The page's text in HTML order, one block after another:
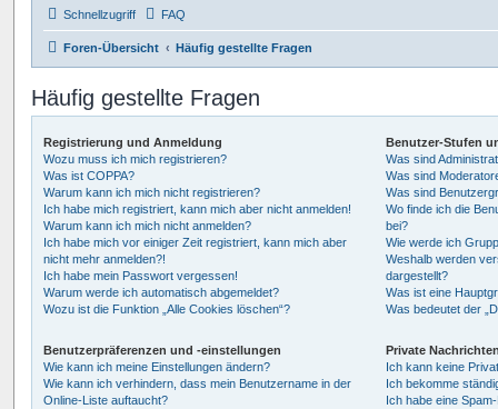
Schnellzugriff FAQ
Foren-Übersicht Häufig gestellte Fragen
Häufig gestellte Fragen
Registrierung und Anmeldung
Wozu muss ich mich registrieren?
Was ist COPPA?
Warum kann ich mich nicht registrieren?
Ich habe mich registriert, kann mich aber nicht anmelden!
Warum kann ich mich nicht anmelden?
Ich habe mich vor einiger Zeit registriert, kann mich aber
nicht mehr anmelden?!
Ich habe mein Passwort vergessen!
Warum werde ich automatisch abgemeldet?
Wozu ist die Funktion „Alle Cookies löschen“?
Benutzerpräferenzen und -einstellungen
Wie kann ich meine Einstellungen ändern?
Wie kann ich verhindern, dass mein Benutzername in der
Online-Liste auftaucht?
Benutzer-Stufen
Was sind
Was sind
Was sind
Wo finde ich die
bei?
Wie werde ich
Weshalb werden
dargestellt?
Was ist eine
Was bedeutet der
Private
Ich kann keine
Ich bekomme
Ich habe eine